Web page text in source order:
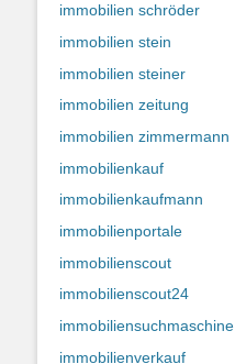
immobilien schröder
immobilien stein
immobilien steiner
immobilien zeitung
immobilien zimmermann
immobilienkauf
immobilienkaufmann
immobilienportale
immobilienscout
immobilienscout24
immobiliensuchmaschine
immobilienverkauf